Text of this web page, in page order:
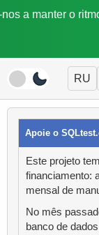
a manter o
RU
Apoie o
Este projeto
financiamento:
mensal de
No mês
banco de